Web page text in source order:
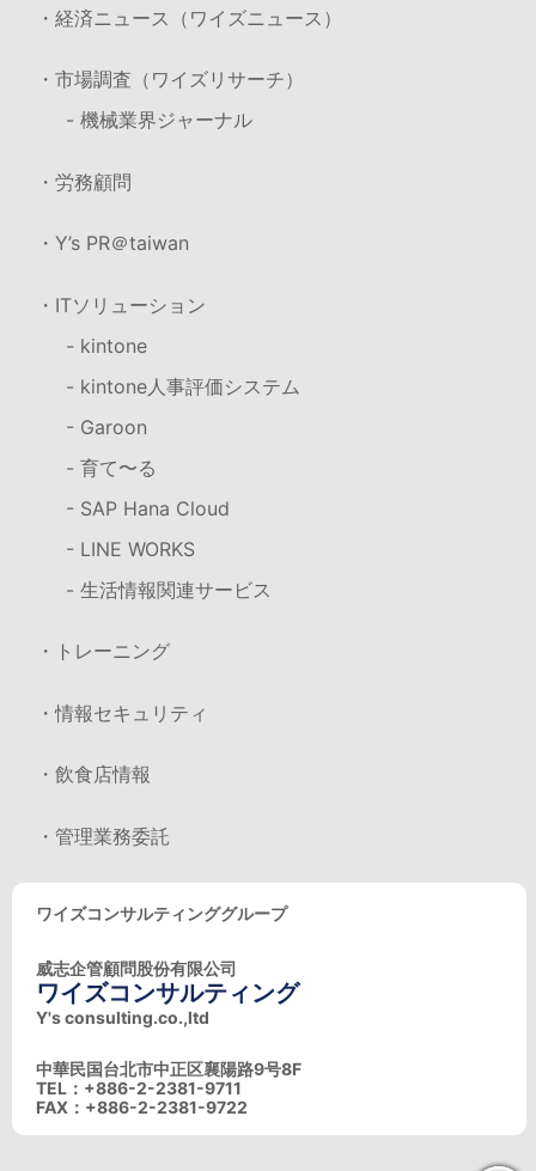
・経済ニュース（ワイズニュース）
・市場調査（ワイズリサーチ）
- 機械業界ジャーナル
・労務顧問
・Y’s PR＠taiwan
・ITソリューション
- kintone
- kintone人事評価システム
- Garoon
- 育て〜る
- SAP Hana Cloud
- LINE WORKS
- 生活情報関連サービス
・トレーニング
・情報セキュリティ
・飲食店情報
・管理業務委託
ワイズコンサルティンググループ
威志企管顧問股份有限公司
ワイズコンサルティング
Y's consulting.co.,ltd
中華民国台北市中正区襄陽路9号8F
TEL：+886-2-2381-9711
FAX：+886-2-2381-9722